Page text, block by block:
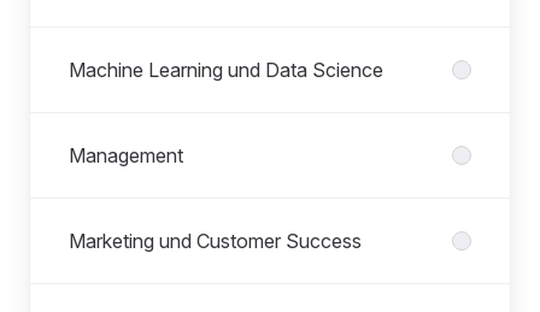
Machine Learning und Data Science
Management
Marketing und Customer Success